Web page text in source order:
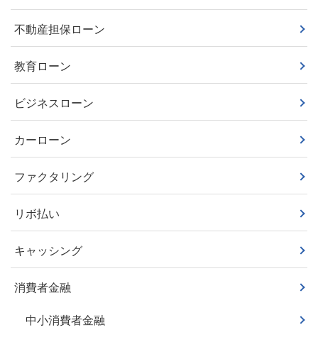
不動産担保ローン
教育ローン
ビジネスローン
カーローン
ファクタリング
リボ払い
キャッシング
消費者金融
中小消費者金融